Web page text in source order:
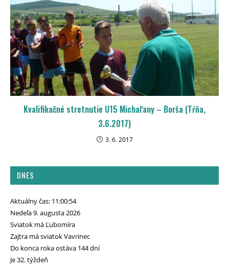
Kvalifikačné stretnutie U15 Michaľany – Borša (Tŕňa,
3.6.2017)
3. 6. 2017
DNES
Aktuálny čas: 11:00:54
Nedeľa 9. augusta 2026
Sviatok má Ľubomíra
Zajtra má sviatok Vavrinec
Do konca roka ostáva 144 dní
Je 32. týždeň